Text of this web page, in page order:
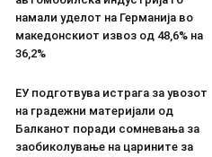
намали уделот на Германија во
македонскиот извоз од 48,6% на
36,2%
ЕУ подготвува истрага за увозот
на градежни материјали од
Балканот поради сомневања за
заобиколување на царините за